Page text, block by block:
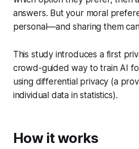
answers. But your moral
personal—and sharing them
This study introduces a first
crowd-guided way to train AI
using differential privacy (a
individual data in statistics).
How it works